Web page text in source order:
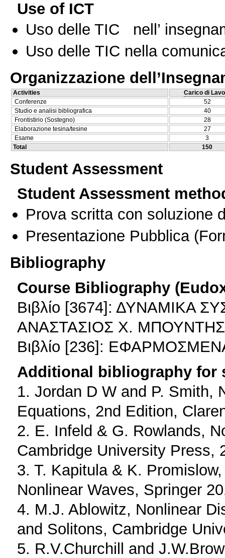
Use of ICT
Uso delle TIC nell’
Uso delle TIC nella
Organizzazione
Activities
Carico di
Conferenze
52
Studio e analisi bibliografica
40
Frontistirio (Sostegno)
28
Elaborazione tesina/tesine
27
Esame
3
Total
150
Student Assessment
Student Assessment
Prova scritta con soluzione
Presentazione Pubblica
Bibliography
Course Bibliography
Βιβλίο [3674]: ΔΥΝΑΜΙΚΑ
ΑΝΑΣΤΑΣΙΟΣ Χ. ΜΠΟΥΝΤΗΣ
Βιβλίο [236]:
Additional bibliography for
1. Jordan D W and P. Smith,
Equations, 2nd Edition,
2. E. Infeld & G. Rowlands,
Cambridge University Press,
3. T. Kapitula & K.
Nonlinear Waves, Springer
4. M.J. Ablowitz, Nonlinear
and Solitons, Cambridge
5. R.V.Churchill and